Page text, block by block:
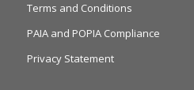
Terms and Conditions
PAIA and POPIA Compliance
Privacy Statement